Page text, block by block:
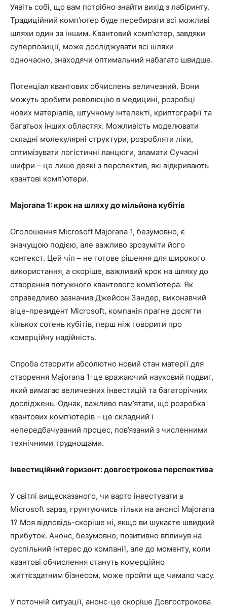
Уявіть собі, що вам потрібно знайти вихід з лабіринту.
Традиційний комп’ютер буде перебирати всі можливі
шляхи один за іншим. Квантовий комп’ютер, завдяки
суперпозиції, може досліджувати всі шляхи
одночасно, знаходячи оптимальний набагато швидше.
Потенціал квантових обчислень величезний. Вони
можуть зробити революцію в медицині, розробці
нових матеріалів, штучному інтелекті, криптографії та
багатьох інших областях. Можливість моделювати
складні молекулярні структури, розробляти ліки,
оптимізувати логістичні ланцюги, зламати Сучасні
шифри – це лише деякі з перспектив, які відкривають
квантові комп’ютери.
Majorana 1: крок на шляху до мільйона кубітів
Оголошення Microsoft Majorana 1, безумовно, є
значущою подією, але важливо зрозуміти його
контекст. Цей чіп – не готове рішення для широкого
використання, а скоріше, важливий крок на шляху до
створення потужного квантового комп’ютера. Як
справедливо зазначив Джейсон Зандер, виконавчий
віце-президент Microsoft, компанія прагне досягти
кількох сотень кубітів, перш ніж говорити про
комерційну надійність.
Спроба створити абсолютно новий стан матерії для
створення Majorana 1-це вражаючий науковий подвиг,
який вимагає величезних інвестицій та багаторічних
досліджень. Однак, важливо пам’ятати, що розробка
квантових комп’ютерів – це складний і
непередбачуваний процес, пов’язаний з численними
технічними труднощами.
Інвестиційний горизонт: довгострокова перспектива
У світлі вищесказаного, чи варто інвестувати в
Microsoft зараз, грунтуючись тільки на анонсі Majorana
1? Моя відповідь-скоріше ні, якщо ви шукаєте швидкий
прибуток. Анонс, безумовно, позитивно вплинув на
суспільний інтерес до компанії, але до моменту, коли
квантові обчислення стануть комерційно
життєздатним бізнесом, може пройти ще чимало часу.
У поточній ситуації, анонс-це скоріше Довгострокова